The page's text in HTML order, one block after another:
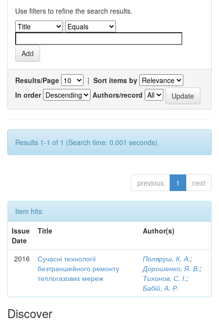
Use filters to refine the search results.
Results/Page | Sort items by
In order
Authors/record
Results 1-1 of 1 (Search time: 0.001 seconds).
previous 1 next
Item hits:
Issue
Date
Title Author(s)
2016
Сучасні технології
безтраншейного ремонту
теплогазових мереж
Поляруш, К. А.;
Дорошенко, Я. В.;
Тихонов, С. І.;
Бабій, А. Р.
Discover